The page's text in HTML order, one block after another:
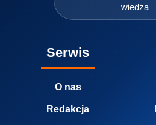
wiedza
Serwis
O nas
Redakcja